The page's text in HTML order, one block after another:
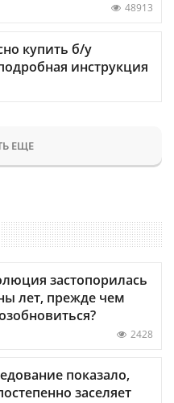
48913
купить б/у
инструкция
ЕЩЕ
застопорилась
лет, прежде чем
2428
показало,
заселяет